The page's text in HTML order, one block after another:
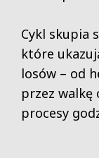
Cykl skupia
które
losów – od
przez walkę
procesy